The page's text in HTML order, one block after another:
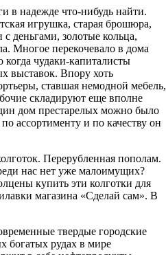
в надежде что-нибудь найти.
игрушка, старая брошюра,
деньгами, золотые кольца,
Многое перекочевало в дома
чудаки-капиталисты
выставок. Впору хоть
ставшая немодной мебель,
складируют еще вполне
дом престарелых можно было
ассортименту и по качеству он
Перерубленная пополам.
нас нет уже малоимущих?
купить эти колготки для
магазина «Сделай сам». В
твердые городские
богатых рудах в мире